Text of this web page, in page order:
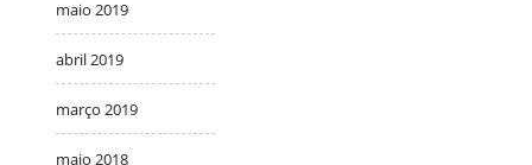
maio 2019
abril 2019
março 2019
maio 2018